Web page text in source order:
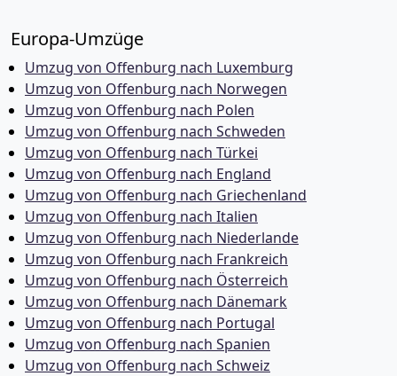
Europa-Umzüge
Umzug von Offenburg nach Luxemburg
Umzug von Offenburg nach Norwegen
Umzug von Offenburg nach Polen
Umzug von Offenburg nach Schweden
Umzug von Offenburg nach Türkei
Umzug von Offenburg nach England
Umzug von Offenburg nach Griechenland
Umzug von Offenburg nach Italien
Umzug von Offenburg nach Niederlande
Umzug von Offenburg nach Frankreich
Umzug von Offenburg nach Österreich
Umzug von Offenburg nach Dänemark
Umzug von Offenburg nach Portugal
Umzug von Offenburg nach Spanien
Umzug von Offenburg nach Schweiz